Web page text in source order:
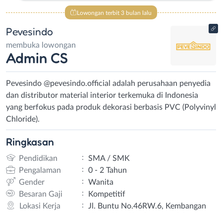
Lowongan terbit 3 bulan lalu
Pevesindo
membuka lowongan
Admin CS
Pevesindo @pevesindo.official adalah perusahaan penyedia
dan distributor material interior terkemuka di Indonesia
yang berfokus pada produk dekorasi berbasis PVC (Polyvinyl
Chloride).
Ringkasan
Pendidikan :
SMA / SMK
Pengalaman
:
0 - 2 Tahun
Gender
:
Wanita
Besaran Gaji
:
Kompetitif
Lokasi Kerja
:
Jl. Buntu No.46RW.6, Kembangan